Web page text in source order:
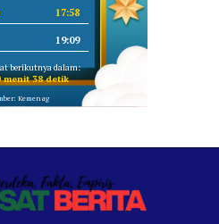
17:58
19:09
berikutnya dalam:
menit 37 detik
Kemenag